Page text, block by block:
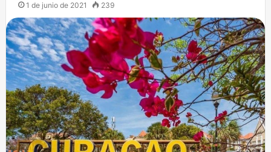
1 de junio de 2021 239